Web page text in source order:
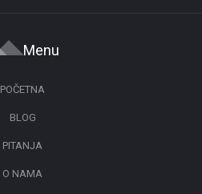
Menu
POČETNA
BLOG
PITANJA
O NAMA